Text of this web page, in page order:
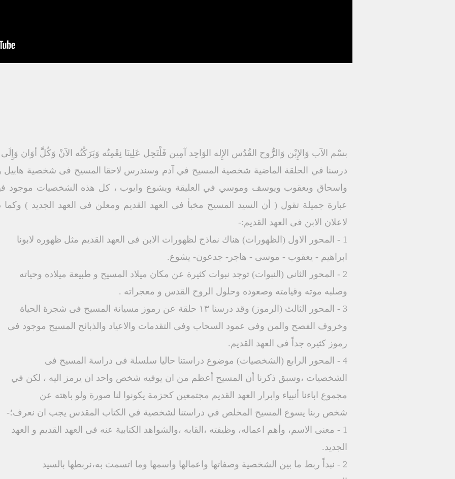
بسْم الآب وَالإِبْن وَالرُّوح القُدُس الإِله الوَاحِد آمِين فَلْتَحِل عَلِينَا نِعْمِتُه وَبَرَكْتُه الآنْ وَكُلَّ أوَان
درسنا في الحلقة الماضية شخصية المسيح في آدم وسندرس لاحقا المسيح فى شخصية هابيل
واسحاق ويعقوب ويوسف وموسي في العليقة ويشوع وايوب ، كل هذه الشخصيات موجود
عبارة جميلة تقول ( أن السيد المسيح مخبأ فى العهد القديم ومعلن فى العهد الجديد ) وكما
لاعلان الابن فى العهد القديم:-
1 - المحور الاول (الظهورات) هناك نماذج لظهورات الابن فى العهد القديم مثل ظهوره لابونا
ابراهيم - يعقوب - موسى - هاجر- جدعون- يشوع.
2 - المحور الثاني (النبوات) توجد نبوات كثيرة عن مكان ميلاد المسيح و طبيعة ميلاده وحياته
وصلبه موته وقيامته وصعوده وحلول الروح القدس و معجراته .
3 - المحور الثالث (الرموز) وقد درسنا ١٣ حلقة عن رموز مسيانة المسيح فى شجرة الحياة
وخروف الفصح والمن وفى عمود السحاب وفى التقدمات والاعياد والذبائح المسيح موجود فى
رموز كثيره جداً فى العهد القديم.
4 - المحور الرابع (الشخصيات) موضوع دراستنا حاليا سلسلة فى دراسة المسيح فى
الشخصيات ،وسبق ذكرنا أن المسيح أعظم من ان يوفيه شخص واحد ان يرمز اليه ، لكن في
مجموع اباءنا أنبياء وابرار العهد القديم مجتمعين كحزمة يكونوا لنا صورة ولو باهته عن
شخص ربنا يسوع المسيح المخلص في دراستنا لشخصية في الكتاب المقدس يجب ان نعرف؛-
1 - معنى الاسم، وأهم اعماله، وظيفته ،القابه ،والشواهد الكتابية عنه فى العهد القديم و العهد
الجديد.
2 - نبداً ربط ما بين الشخصية وصفاتها واعمالها واسمها وما اتسمت به،نربطها بالسيد